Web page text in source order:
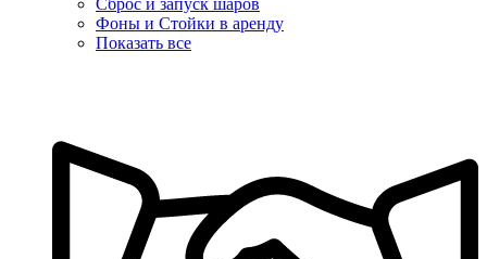
Сброс и запуск шаров
Фоны и Стойки в аренду
Показать все